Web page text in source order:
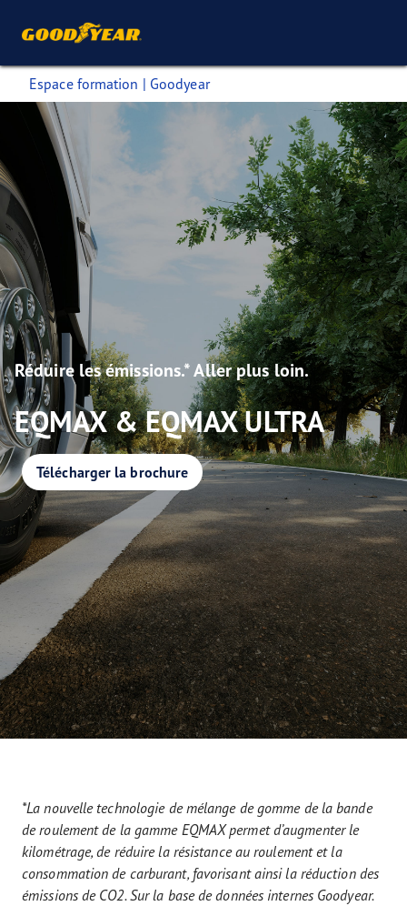
Espace formation | Goodyear
Réduire les émissions.* Aller plus loin.
EQMAX & EQMAX ULTRA
Télécharger la brochure
*La nouvelle technologie de mélange de gomme de la bande
de roulement de la gamme EQMAX permet d’augmenter le
kilométrage, de réduire la résistance au roulement et la
consommation de carburant, favorisant ainsi la réduction des
émissions de CO2. Sur la base de données internes Goodyear.